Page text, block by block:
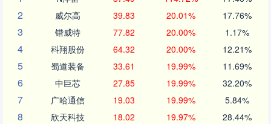
2 威尔高 39.83 20.01% 17.76%
3 锴威特 77.82 20.00% 1.17%
4 科翔股份 64.32 20.00% 12.21%
5 蜀道装备 33.61 19.99% 11.69%
6 中巨芯 27.85 19.99% 32.20%
7 广哈通信 19.03 19.99% 5.84%
8 欣天科技 18.02 19.97% 28.44%